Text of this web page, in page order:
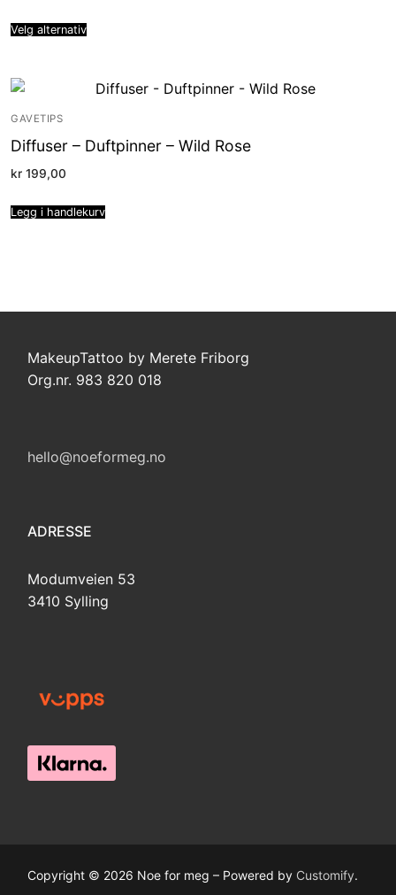
Velg alternativ
GAVETIPS
Diffuser – Duftpinner – Wild Rose
kr 199,00
Legg i handlekurv
MakeupTattoo by Merete Friborg
Org.nr. 983 820 018
hello@noeformeg.no
ADRESSE
Modumveien 53
3410 Sylling
Copyright © 2026 Noe for meg – Powered by Customify.